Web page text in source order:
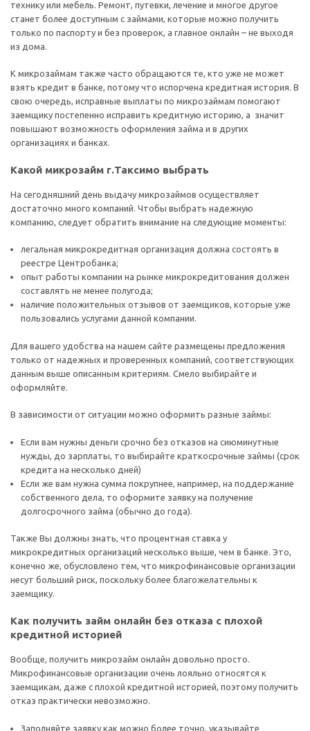
технику или мебель. Ремонт, путевки, лечение и многое другое
станет более доступным с займами, которые можно получить
только по паспорту и без проверок, а главное онлайн – не выходя
из дома.
К микрозаймам также часто обращаются те, кто уже не может
взять кредит в банке, потому что испорчена кредитная история. В
свою очередь, исправные выплаты по микрозаймам помогают
заемщику постепенно исправить кредитную историю, а значит
повышают возможность оформления займа и в других
организациях и банках.
Какой микрозайм г.Таксимо выбрать
На сегодняшний день выдачу микрозаймов осуществляет
достаточно много компаний. Чтобы выбрать надежную
компанию, следует обратить внимание на следующие моменты:
легальная микрокредитная организация должна состоять в
реестре Центробанка;
опыт работы компании на рынке микрокредитования должен
составлять не менее полугода;
наличие положительных отзывов от заемщиков, которые уже
пользовались услугами данной компании.
Для вашего удобства на нашем сайте размещены предложения
только от надежных и проверенных компаний, соответствующих
данным выше описанным критериям. Смело выбирайте и
оформляйте.
В зависимости от ситуации можно оформить разные займы:
Если вам нужны деньги срочно без отказов на сиюминутные
нужды, до зарплаты, то выбирайте краткосрочные займы (срок
кредита на несколько дней)
Если же вам нужна сумма покрупнее, например, на поддержание
собственного дела, то оформите заявку на получение
долгосрочного займа (обычно до года).
Также Вы должны знать, что процентная ставка у
микрокредитных организаций несколько выше, чем в банке. Это,
конечно же, обусловлено тем, что микрофинансовые организации
несут больший риск, поскольку более благожелательны к
заемщику.
Как получить займ онлайн без отказа с плохой
кредитной историей
Вообще, получить микрозайм онлайн довольно просто.
Микрофинансовые организации очень лояльно относятся к
заемщикам, даже с плохой кредитной историей, поэтому получить
отказ практически невозможно.
Заполняйте заявку как можно более точно, указывайте